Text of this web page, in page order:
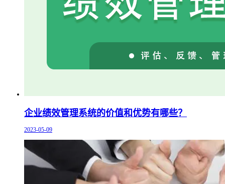
企业绩效管理系统的价值和优势有哪些？
2023-05-09